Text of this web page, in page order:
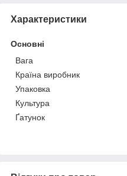
Характеристики
Основні
Вага
Країна виробник
Упаковка
Культура
Ґатунок